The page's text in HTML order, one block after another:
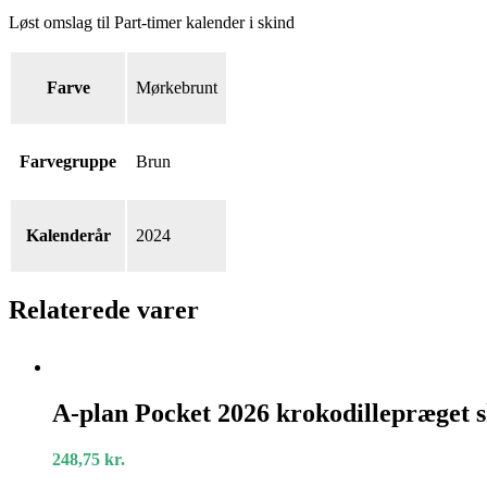
Løst omslag til Part-timer kalender i skind
Farve Mørkebrunt
Farvegruppe Brun
Kalenderår 2024
Relaterede varer
plan
Pocket
krokodillepræget
A-plan Pocket 2026 krokodillepræget
248,75 kr.